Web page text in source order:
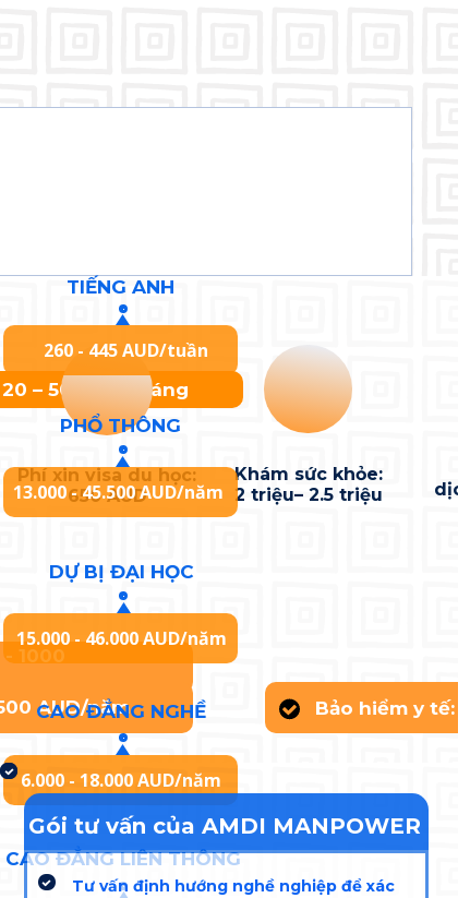
1000
– 50 AUD/tháng
AUD/năm Bảo hiểm y
Phí xin visa du học:
650 AUD
Khám sức khỏe:
2 triệu– 2.5 triệu
TIẾNG ANH
260 - 445 AUD/tuần
PHỔ THÔNG
13.000 - 45.500 AUD/năm
DỰ BỊ ĐẠI HỌC
15.000 - 46.000 AUD/năm
CAO ĐẲNG NGHỀ
6.000 - 18.000 AUD/năm
CAO ĐẲNG LIÊN THÔNG
Gói tư vấn của AMDI MANPOWER
Tư vấn định hướng nghề nghiệp để xác